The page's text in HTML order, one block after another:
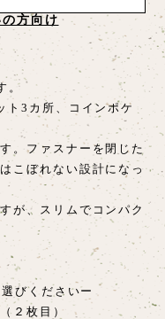
方向け
。
ト3カ所、コインポケ
。ファスナーを閉じた
こぼれない設計になっ
が、スリムでコンパク
びくださいー
２枚目）